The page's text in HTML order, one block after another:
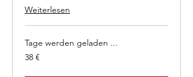
Weiterlesen
Tage werden geladen ...
38
Euro
38 €